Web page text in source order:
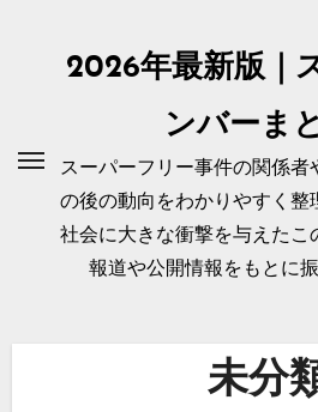
2026年最新版｜
ンバーま
スーパーフリー事件の関係者
の後の動向をわかりやすく整
社会に大きな衝撃を与えたこ
報道や公開情報をもとに振
未分